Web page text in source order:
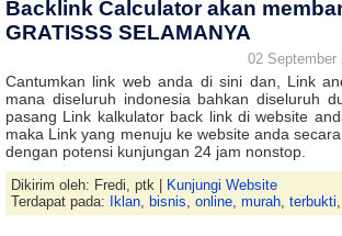
Backlink Calculator akan
GRATISSS SELAMANYA
02 September
Cantumkan link web anda di sini dan, Link
mana diseluruh indonesia bahkan diseluruh
pasang Link kalkulator back link di website
maka Link yang menuju ke website anda
dengan potensi kunjungan 24 jam nonstop.
Dikirim oleh: Fredi, ptk |
Kunjungi Website
Terdapat pada:
Iklan, bisnis, online, murah, terbukti,